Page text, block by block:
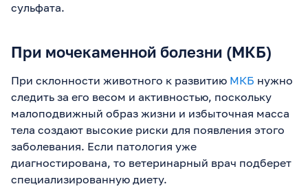
сульфата.
При мочекаменной болезни (МКБ)
При склонности животного к развитию МКБ нужно
следить за его весом и активностью, поскольку
малоподвижный образ жизни и избыточная масса
тела создают высокие риски для появления этого
заболевания. Если патология уже
диагностирована, то ветеринарный врач подберет
специализированную диету.